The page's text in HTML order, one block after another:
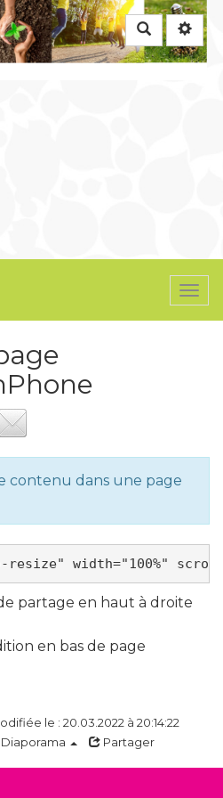
Rechercher
contenu dans une page
partage en haut à droite
en bas de page
le : 20.03.2022 à 20:14:22
Diaporama Partager